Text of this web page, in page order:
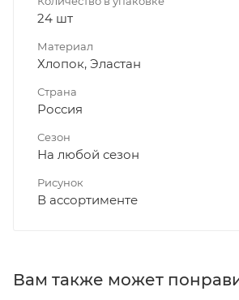
24 шт
Материал
Хлопок, Эластан
Страна
Россия
Сезон
На любой сезон
Рисунок
В ассортименте
Вам также может